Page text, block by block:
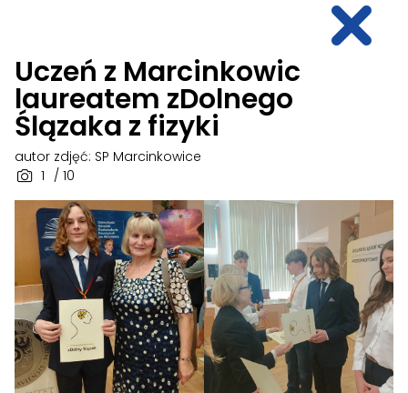
Uczeń z Marcinkowic
laureatem zDolnego
Ślązaka z fizyki
1 / 10
autor zdjęć: SP Marcinkowice